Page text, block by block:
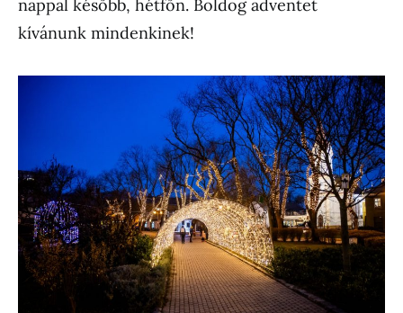
nappal később, hétfőn. Boldog adventet
kívánunk mindenkinek!